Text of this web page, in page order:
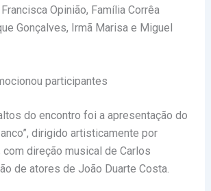
Opinião, Família Corrêa
Gonçalves, Irmã Marisa e Miguel
participantes
do encontro foi a apresentação do
dirigido artisticamente por
com direção musical de Carlos
de atores de João Duarte Costa.